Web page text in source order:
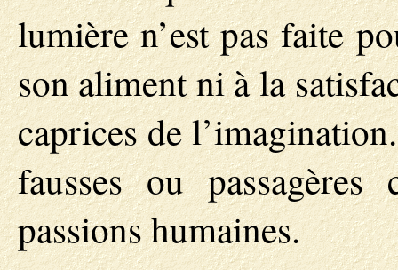
lumière n’est pas faite
son aliment ni à la
caprices de
fausses ou
passions humaines.